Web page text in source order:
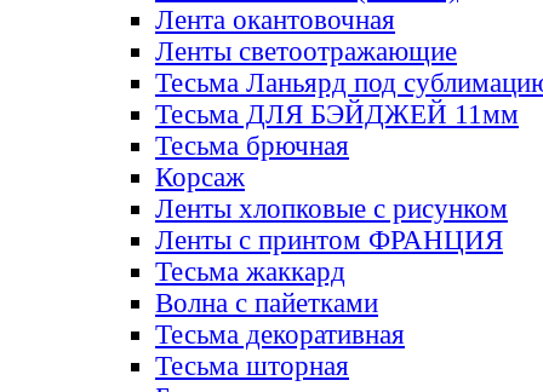
Лента окантовочная
Ленты светоотражающие
Тесьма Ланьярд под
Тесьма ДЛЯ БЭЙДЖЕЙ 11мм
Тесьма брючная
Корсаж
Ленты хлопковые с рисунком
Ленты с принтом ФРАНЦИЯ
Тесьма жаккард
Волна с пайетками
Тесьма декоративная
Тесьма шторная